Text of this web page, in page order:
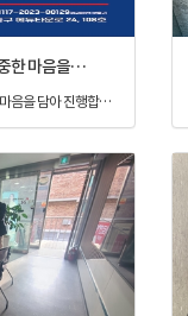
고객님의 소중한 자산 , 소중한 마음을 담아 진행합니다.
고객님의 소중한 자산 , 소중한 마음을 담아 진행합니다.